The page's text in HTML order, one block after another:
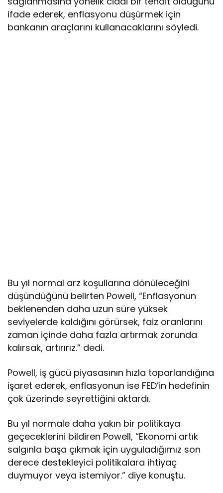
ifade ederek, enflasyonu düşürmek için
bankanın araçlarını kullanacaklarını söyledi.
Bu yıl normal arz koşullarına dönüleceğini
düşündüğünü belirten Powell, “Enflasyonun
beklenenden daha uzun süre yüksek
seviyelerde kaldığını görürsek, faiz oranlarını
zaman içinde daha fazla artırmak zorunda
kalırsak, artırırız.” dedi.
Powell, iş gücü piyasasının hızla toparlandığına
işaret ederek, enflasyonun ise FED’in hedefinin
çok üzerinde seyrettiğini aktardı.
Bu yıl normale daha yakın bir politikaya
geçeceklerini bildiren Powell, “Ekonomi artık
salgınla başa çıkmak için uyguladığımız son
derece destekleyici politikalara ihtiyaç
duymuyor veya istemiyor.” diye konuştu.